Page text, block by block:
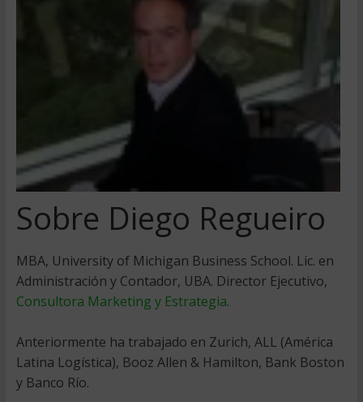
Sobre Diego Regueiro
MBA, University of Michigan Business School. Lic. en
Administración y Contador, UBA. Director Ejecutivo,
Consultora Marketing y Estrategia.
Anteriormente ha trabajado en Zurich, ALL (América
Latina Logística), Booz Allen & Hamilton, Bank Boston
y Banco Río.